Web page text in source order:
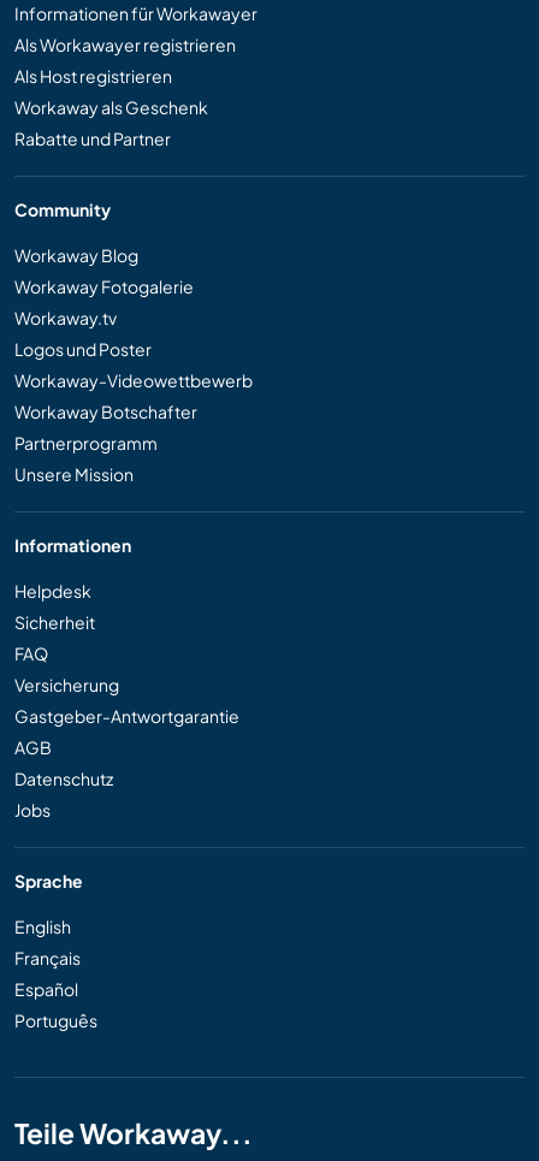
Informationen für Workawayer
Als Workawayer registrieren
Als Host registrieren
Workaway als Geschenk
Rabatte und Partner
Community
Workaway Blog
Workaway Fotogalerie
Workaway.tv
Logos und Poster
Workaway-Videowettbewerb
Workaway Botschafter
Partnerprogramm
Unsere Mission
Informationen
Helpdesk
Sicherheit
FAQ
Versicherung
Gastgeber-Antwortgarantie
AGB
Datenschutz
Jobs
Sprache
English
Français
Español
Português
Teile Workaway...